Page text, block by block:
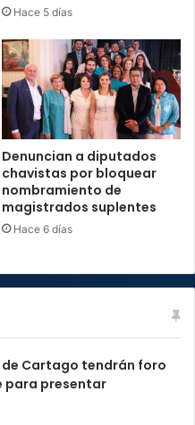
Hace 5 días
Denuncian a diputados
chavistas por bloquear
nombramiento de
magistrados suplentes
Hace 6 días
Cartago tendrán foro
para presentar